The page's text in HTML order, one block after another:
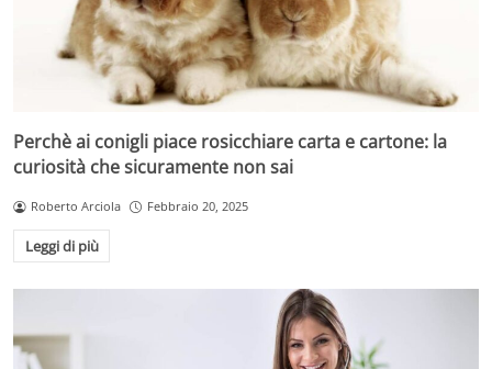
Perchè ai conigli piace rosicchiare carta e cartone: la
curiosità che sicuramente non sai
Roberto Arciola Febbraio 20, 2025
Leggi di più